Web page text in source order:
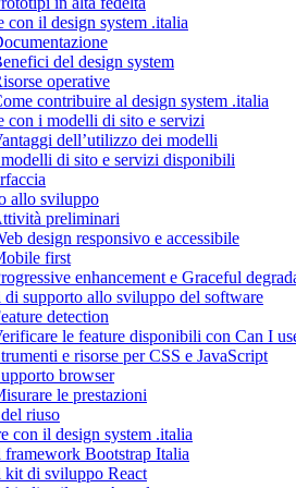
con il design system .italia
del design system
operative
contribuire al design system .italia
con i modelli di sito e servizi
dell’utilizzo dei modelli
di sito e servizi disponibili
allo sviluppo
preliminari
design responsivo e accessibile
first
enhancement e Graceful
di supporto allo sviluppo del software
detection
le feature disponibili con Can I
e risorse per CSS e JavaScript
browser
le prestazioni
riuso
con il design system .italia
framework Bootstrap Italia
kit di sviluppo React